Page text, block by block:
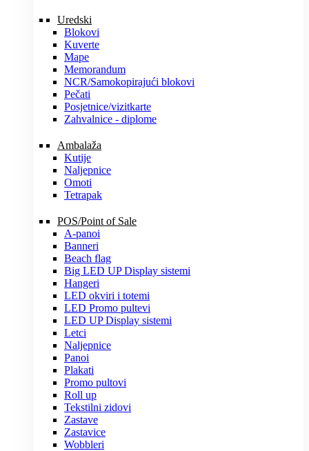
Uredski
Blokovi
Kuverte
Mape
Memorandum
NCR/Samokopirajući blokovi
Pečati
Posjetnice/vizitkarte
Zahvalnice - diplome
Ambalaža
Kutije
Naljepnice
Omoti
Tetrapak
POS/Point of Sale
A-panoi
Banneri
Beach flag
Big LED UP Display sistemi
Hangeri
LED okviri i totemi
LED Promo pultevi
LED UP Display sistemi
Letci
Naljepnice
Panoi
Plakati
Promo pultovi
Roll up
Tekstilni zidovi
Zastave
Zastavice
Wobbleri